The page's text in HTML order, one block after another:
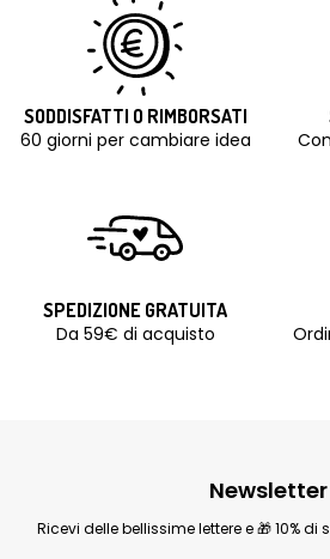
SODDISFATTI O RIMBORSATI
60 giorni per cambiare idea
SPEDIZIONE GRATUITA
Da 59€ di acquisto
Newsletter
Ricevi delle bellissime lettere e 🎁 10%